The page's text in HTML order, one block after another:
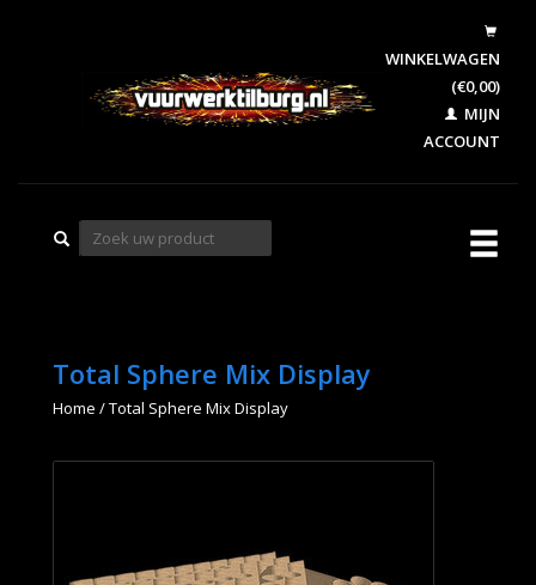
WINKELWAGEN
(€0,00)
MIJN
ACCOUNT
Total Sphere Mix Display
Home /Total Sphere Mix Display